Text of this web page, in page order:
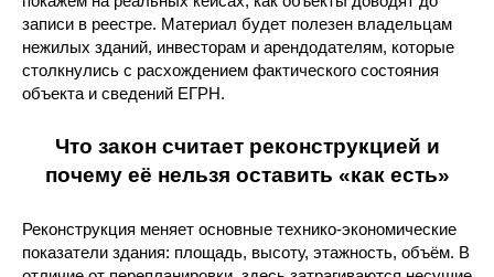
записи в реестре. Материал будет полезен владельцам
нежилых зданий, инвесторам и арендодателям, которые
столкнулись с расхождением фактического состояния
объекта и сведений ЕГРН.
Что закон считает реконструкцией и
почему её нельзя оставить «как есть»
Реконструкция меняет основные технико-экономические
показатели здания: площадь, высоту, этажность, объём. В